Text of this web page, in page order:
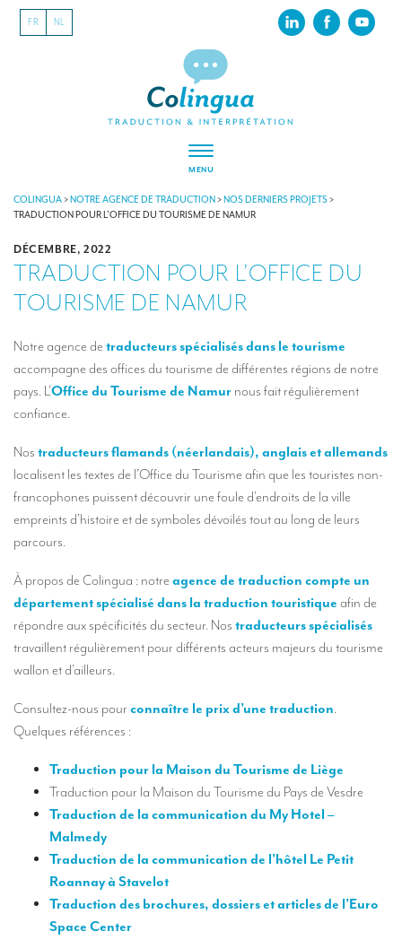
FR NL
MENU
À PROPOS
RSE
Nos derniers projets
INTERPRÉTATION
Nos services d’interprétation
Conseils pour organiser votre visioconférence multilingue
Interprétation simultanée en cabine
Interprétation simultanée mobile
Interprétation simultanée pour petits groupes
Accompagnement de personnalités
Des interprètes de conférences à Liège
TRADUCTION
Des traducteurs pour des expositions internationales
Des traducteurs pour le secteur du tourisme
Des traducteurs pour le sport
Des traducteurs pour les Musées
COLINGUA>NOTRE AGENCE DE TRADUCTION>NOS DERNIERS PROJETS>
TRADUCTION POUR L’OFFICE DU TOURISME DE NAMUR
DÉCEMBRE, 2022
TRADUCTION POUR L’OFFICE DU
TOURISME DE NAMUR
Notre agence de traducteurs spécialisés dans le tourisme
accompagne des offices du tourisme de différentes régions de notre
pays. L’Office du Tourisme de Namur nous fait régulièrement
confiance.
Nos traducteurs flamands (néerlandais), anglais et allemands
localisent les textes de l’Office du Tourisme afin que les touristes non-
francophones puissent découvrir une foule d’endroits de la ville
empreints d’histoire et de symboles dévoilés tout au long de leurs
parcours.
À propos de Colingua : notre agence de traduction compte un
département spécialisé dans la traduction touristique afin de
répondre aux spécificités du secteur. Nos traducteurs spécialisés
travaillent régulièrement pour différents acteurs majeurs du tourisme
wallon et d’ailleurs.
Consultez-nous pour connaître le prix d’une traduction.
Quelques références :
Traduction pour la Maison du Tourisme de Liège
Traduction pour la Maison du Tourisme du Pays de Vesdre
Traduction de la communication du My Hotel –
Malmedy
Traduction de la communication de l’hôtel Le Petit
Roannay à Stavelot
Traduction des brochures, dossiers et articles de l’Euro
Space Center